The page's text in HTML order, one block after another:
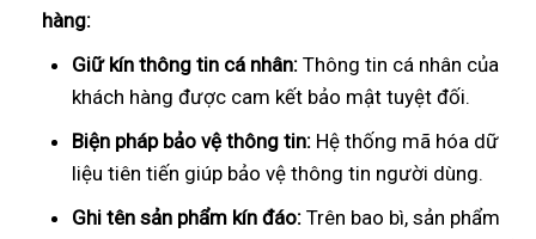
hàng:
Giữ kín thông tin cá nhân: Thông tin cá nhân của
khách hàng được cam kết bảo mật tuyệt đối.
Biện pháp bảo vệ thông tin: Hệ thống mã hóa dữ
liệu tiên tiến giúp bảo vệ thông tin người dùng.
Ghi tên sản phẩm kín đáo: Trên bao bì, sản phẩm